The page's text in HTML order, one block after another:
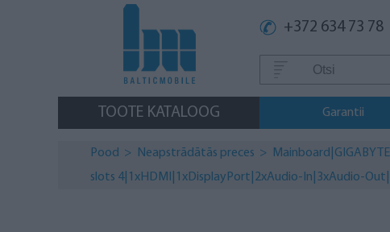
+372 634 73 78
TOOTE KATALOOG Garantii
Pood > Neapstrādātās preces >
slots 4|1xHDMI|1xDisplayPort|2xAudio-In|3xAudio-